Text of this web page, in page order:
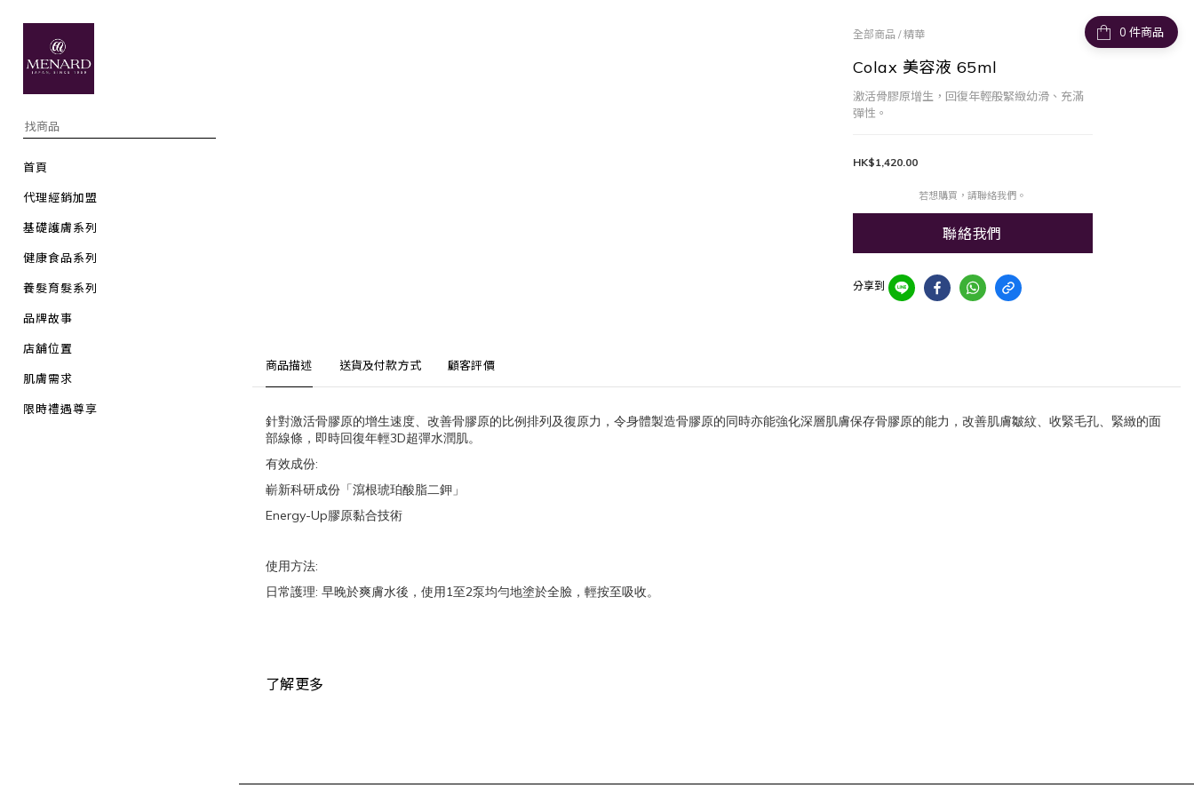
首頁
代理經銷加盟
基礎護膚系列
健康食品系列
養髮育髮系列
品牌故事
店舖位置
肌膚需求
限時禮遇尊享
件商品
全部商品 /精華
Colax 美容液 65ml
激活骨膠原增生，回復年輕般緊緻幼滑、充滿
彈性。
HK$1,420.00
若想購買，請聯絡我們。
聯絡我們
分享到
商品描述 送貨及付款方式 顧客評價
針對激活骨膠原的增生速度、改善骨膠原的比例排列及復原力，令身體製造骨膠原的同時亦能強化深層肌膚保存骨膠原的能力，改善肌膚皺紋、收緊毛孔、緊緻的面
部線條，即時回復年輕3D超彈水潤肌。
有效成份:
嶄新科研成份「瀉根琥珀酸脂二鉀」
Energy-Up膠原黏合技術
使用方法:
日常護理: 早晚於爽膚水後，使用 1至2泵均勻地塗於全臉，輕按至吸收。
了解更多